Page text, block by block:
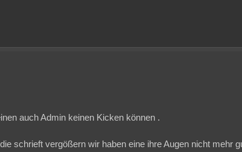
auch Admin keinen Kicken können .
schrieft vergößern wir haben eine ihre Augen nicht mehr